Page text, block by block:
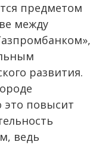
предметом
между
развития.
это повысит
ведь